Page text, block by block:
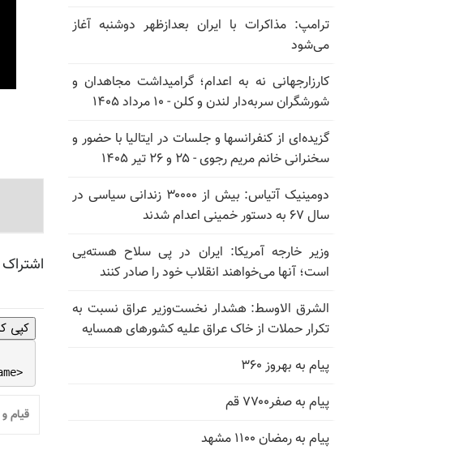
کپی
قیام
ترامپ: مذاکرات با ایران بعدازظهر دوشنبه آغاز
می‌شود
کارزارجهانی نه به اعدام؛ گرامیداشت مجاهدان و
شورشگران سربه‌دار لندن و کلن - ۱۰ مرداد ۱۴۰۵
گزیده‌ای از کنفرانسها و جلسات در ایتالیا با حضور و
سخنرانی خانم مریم رجوی - ۲۵ و ۲۶ تیر ۱۴۰۵
دومینیک آتیاس: بیش از ۳۰۰۰۰ زندانی سیاسی در
سال ۶۷ به دستور خمینی اعدام شدند
وزیر خارجه آمریکا: ایران در پی سلاح هسته‌یی
است؛ آنها می‌خواهند انقلاب خود را صادر کنند
الشرق الاوسط: هشدار نخست‌وزیر عراق نسبت به
تکرار حملات از خاک عراق علیه کشورهای همسایه
پیام به بهروز ۳۶۰
پیام به صفر۷۷۰۰ قم
پیام به رمضان ۱۱۰۰ مشهد